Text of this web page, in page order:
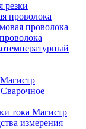
резки
проволока
проволока
Сварочное
тока Магистр
измерения